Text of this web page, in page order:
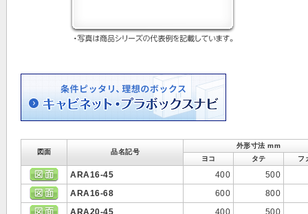
図面 品名記号
外形寸法 mm
ヨコ
タテ フ
ARA16-45 400
500
ARA16-68
600
800
ARA20-45
400
500